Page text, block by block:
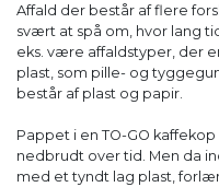
Affald der består af flere
svært at spå om, hvor lang
eks. være affaldstyper, der
plast, som pille- og
består af plast og papir.
Pappet i en TO-GO
nedbrudt over tid. Men da
med et tyndt lag plast,